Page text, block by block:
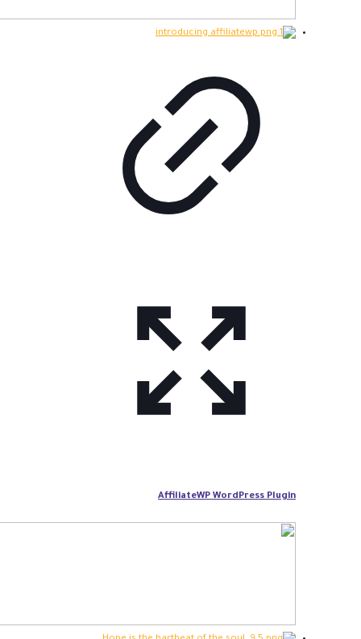
AffiliateWP WordPress Plugin